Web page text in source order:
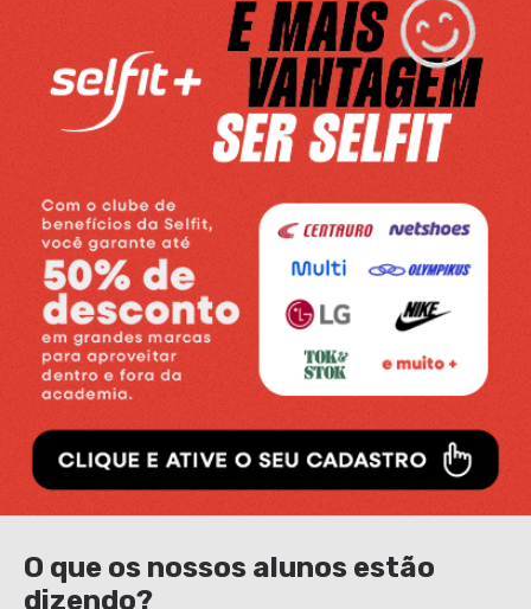
O que os nossos alunos estão
dizendo?